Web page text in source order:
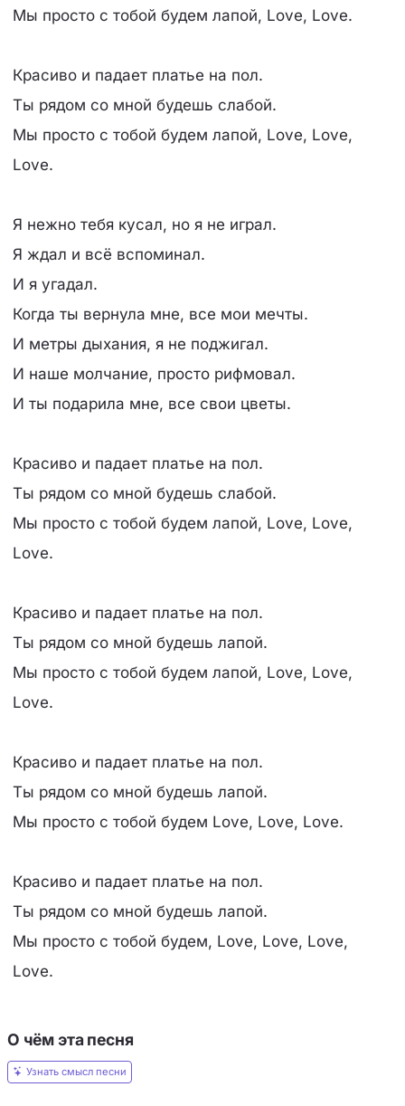
Мы просто с тобой будем лапой, Love, Love.
Красиво и падает платье на пол.
Ты рядом со мной будешь слабой.
Мы просто с тобой будем лапой, Love, Love,
Love.
Я нежно тебя кусал, но я не играл.
Я ждал и всё вспоминал.
И я угадал.
Когда ты вернула мне, все мои мечты.
И метры дыхания, я не поджигал.
И наше молчание, просто рифмовал.
И ты подарила мне, все свои цветы.
Красиво и падает платье на пол.
Ты рядом со мной будешь слабой.
Мы просто с тобой будем лапой, Love, Love,
Love.
Красиво и падает платье на пол.
Ты рядом со мной будешь лапой.
Мы просто с тобой будем лапой, Love, Love,
Love.
Красиво и падает платье на пол.
Ты рядом со мной будешь лапой.
Мы просто с тобой будем Love, Love, Love.
Красиво и падает платье на пол.
Ты рядом со мной будешь лапой.
Мы просто с тобой будем, Love, Love, Love,
Love.
О чём эта песня
Узнать смысл песни